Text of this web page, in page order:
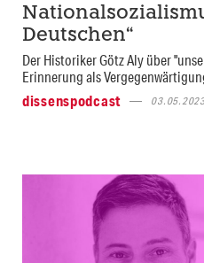
Deutschen“
Der Historiker Götz Aly über
Erinnerung als
dissenspodcast